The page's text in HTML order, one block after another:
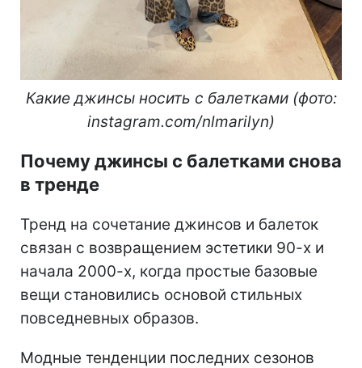
Какие джинсы носить с балетками (фото:
instagram.com/nlmarilyn)
Почему джинсы с балетками снова
в тренде
Тренд на сочетание джинсов и балеток
связан с возвращением эстетики 90-х и
начала 2000-х, когда простые базовые
вещи становились основой стильных
повседневных образов.
Модные тенденции последних сезонов